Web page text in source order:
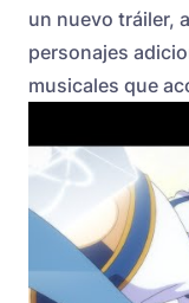
un nuevo tráiler,
personajes
musicales que